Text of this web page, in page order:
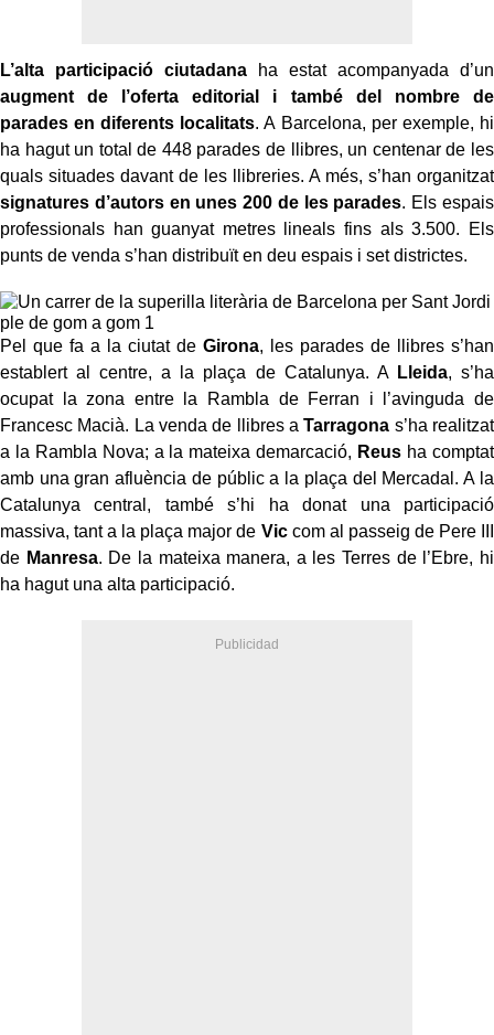
L’alta participació ciutadanaha estat acompanyada d’un
augment de l’oferta editorial i també del nombre de
parades en diferents localitats. A Barcelona, per exemple, hi
ha hagut un total de 448 parades de llibres, un centenar de les
quals situades davant de les llibreries. A més, s’han organitzat
signatures d’autors en unes 200 de les parades. Els espais
professionals han guanyat metres lineals fins als 3.500. Els
punts de venda s’han distribuït en deu espais i set districtes.
Pel que fa a la ciutat de Girona, les parades de llibres s’han
establert al centre, a la plaça de Catalunya. A Lleida, s’ha
ocupat la zona entre la Rambla de Ferran i l’avinguda de
Francesc Macià. La venda de llibres aTarragona s’ha realitzat
a la Rambla Nova; a la mateixa demarcació, Reus ha comptat
amb una gran afluència de públic a la plaça del Mercadal. A la
Catalunya central, també s’hi ha donat una participació
massiva, tant a la plaça major de Viccom al passeig de Pere III
de Manresa. De la mateixa manera, a les Terres de l’Ebre, hi
ha hagut una alta participació.